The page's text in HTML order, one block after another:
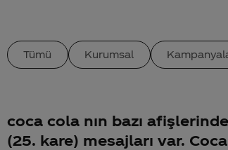
Tümü Kurumsal
coca cola nın bazı
(25. kare) mesajları var.